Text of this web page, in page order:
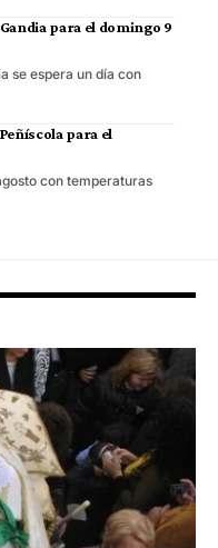
para el domingo 9
se espera un día con
para el
con temperaturas